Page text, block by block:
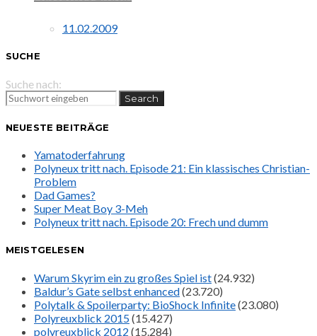
11.02.2009
SUCHE
Suche nach:
Search
NEUESTE BEITRÄGE
Yamatoderfahrung
Polyneux tritt nach. Episode 21: Ein klassisches Christian-
Problem
Dad Games?
Super Meat Boy 3-Meh
Polyneux tritt nach. Episode 20: Frech und dumm
MEISTGELESEN
Warum Skyrim ein zu großes Spiel ist(24.932)
Baldur’s Gate selbst enhanced(23.720)
Polytalk & Spoilerparty: BioShock Infinite(23.080)
Polyreuxblick 2015(15.427)
polyreuxblick 2012 (15.284)